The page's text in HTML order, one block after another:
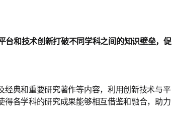
台和技术创新打破不同学科之间的知识壁垒，促
典和重要研究著作等内容，利用创新技术与平
各学科的研究成果能够相互借鉴和融合，助力